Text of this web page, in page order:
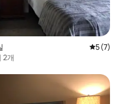
평점 5점
5 (7)
2개